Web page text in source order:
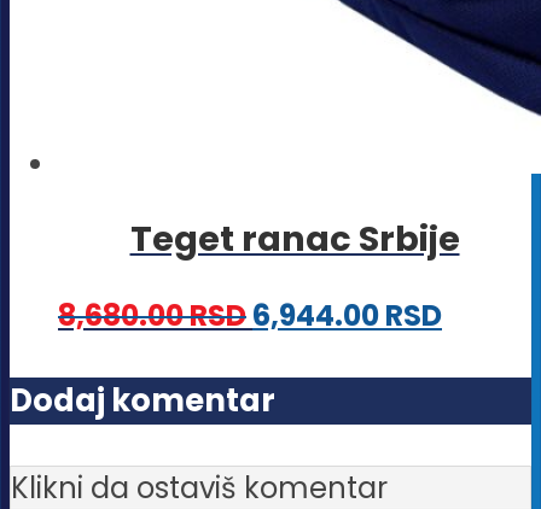
Teget ranac Srbije
8,680.00RSD6,944.00RSD
Dodaj komentar
Klikni da ostaviš komentar